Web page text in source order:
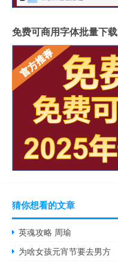
免费可商用字体批量下载
猜你想看的文章
英魂攻略 周瑜
为啥女孩元宵节要去男方